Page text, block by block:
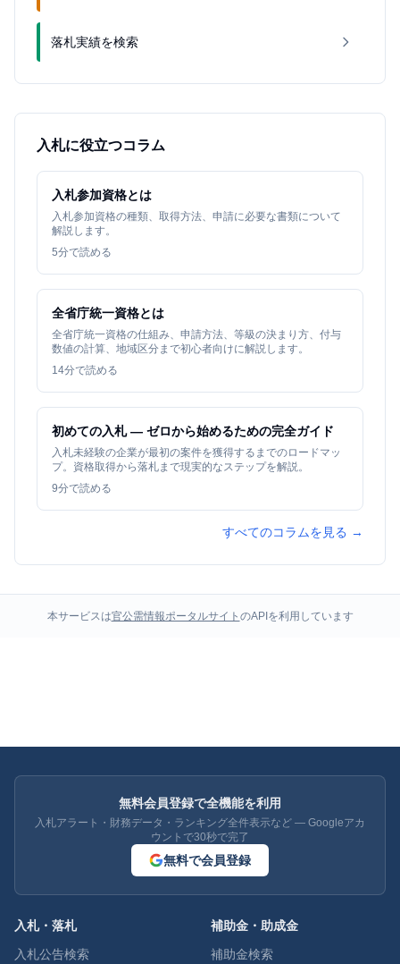
落札実績を検索
入札に役立つコラム
入札参加資格とは
入札参加資格の種類、取得方法、申請に必要な書類について
解説します。
5分で読める
全省庁統一資格とは
全省庁統一資格の仕組み、申請方法、等級の決まり方、付与
数値の計算、地域区分まで初心者向けに解説します。
14分で読める
初めての入札 — ゼロから始めるための完全ガイド
入札未経験の企業が最初の案件を獲得するまでのロードマッ
プ。資格取得から落札まで現実的なステップを解説。
9分で読める
すべてのコラムを見る →
本サービスは官公需情報ポータルサイト のAPIを利用しています
無料会員登録で全機能を利用
入札アラート・財務データ・ランキング全件表示など — Googleアカ
ウントで30秒で完了
無料で会員登録
入札・落札
入札公告検索
補助金・助成金
補助金検索